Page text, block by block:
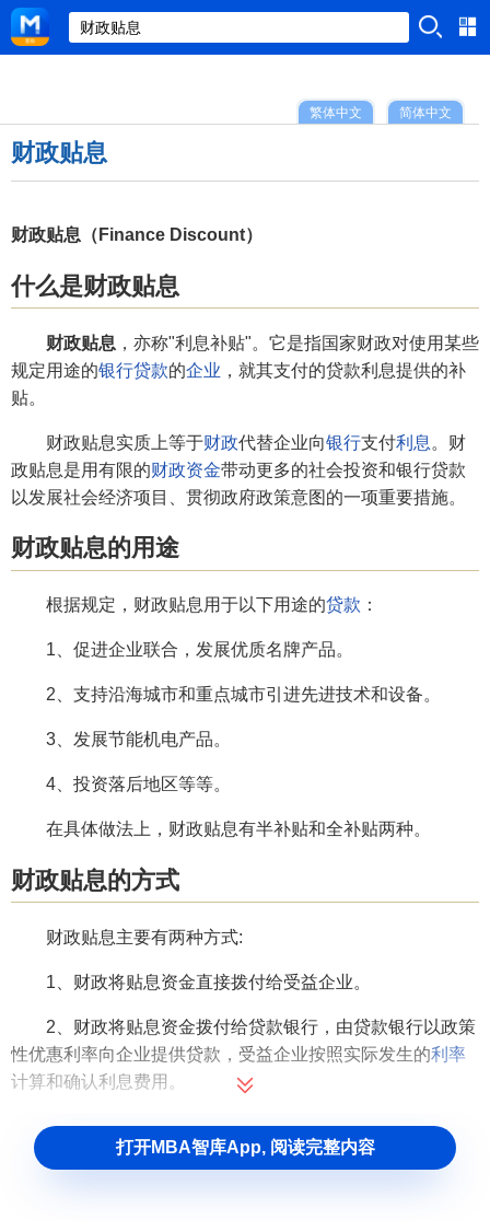
简体中文
繁体中文
财政贴息
财政贴息（Finance Discount）
什么是财政贴息
财政贴息 ，亦称"利息补贴"。它是指国家财政对使用某些
规定用途的银行贷款的企业 ，就其支付的贷款利息提供的补
贴。
财政贴息实质上等于财政代替企业向银行支付利息 。财
政贴息是用有限的财政资金带动更多的社会投资和银行贷款
以发展社会经济项目、贯彻政府政策意图的一项重要措施。
财政贴息的用途
根据规定，财政贴息用于以下用途的贷款 ：
1、促进企业联合，发展优质名牌产品。
2、支持沿海城市和重点城市引进先进技术和设备。
3、发展节能机电产品。
4、投资落后地区等等。
在具体做法上，财政贴息有半补贴和全补贴两种。
财政贴息的方式
财政贴息主要有两种方式:
1、财政将贴息资金直接拨付给受益企业。
2、财政将贴息资金拨付给贷款银行，由贷款银行以政策
性优惠利率向企业提供贷款，受益企业按照实际发生的利率
计算和确认利息费用。
打开MBA智库App, 阅读完整内容